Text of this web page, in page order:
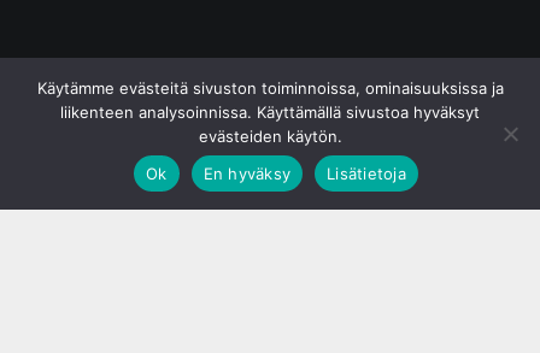
Käytämme evästeitä sivuston toiminnoissa, ominaisuuksissa ja
liikenteen analysoinnissa. Käyttämällä sivustoa hyväksyt
evästeiden käytön.
Ok
En hyväksy Lisätietoja